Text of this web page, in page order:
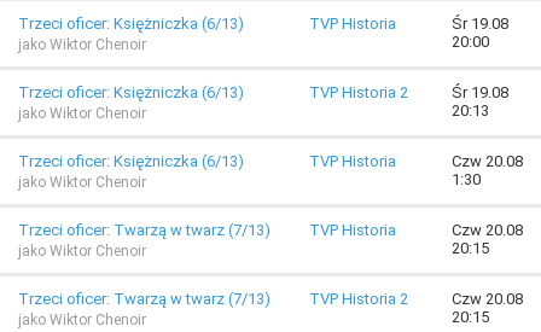
Trzeci oficer: Księżniczka (6/13)
jako Wiktor Chenoir
TVP Historia
Śr 19.08
20:00
Trzeci oficer: Księżniczka (6/13)
jako Wiktor Chenoir
TVP Historia 2
Śr 19.08
20:13
Trzeci oficer: Księżniczka (6/13)
jako Wiktor Chenoir
TVP Historia
Czw 20.08
1:30
Trzeci oficer: Twarzą w twarz (7/13)
jako Wiktor Chenoir
TVP Historia
Czw 20.08
20:15
Trzeci oficer: Twarzą w twarz (7/13)
jako Wiktor Chenoir
TVP Historia 2
Czw 20.08
20:15